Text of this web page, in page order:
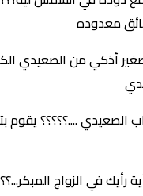
معدوده
أذكي من الصعيدي
الصعيدي ....؟؟؟؟؟ يقوم
رأيك في الزواج